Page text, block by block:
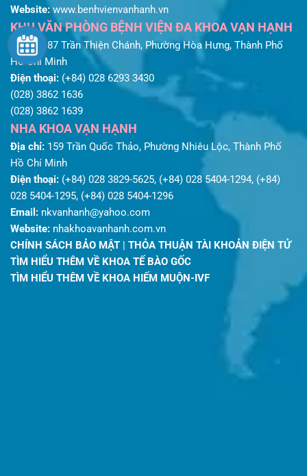
Website:www.benhvienvanhanh.vn
KHU VĂN PHÒNG BỆNH VIỆN ĐA KHOA VẠN HẠNH
Địa chỉ:87 Trần Thiện Chánh, Phường Hòa Hưng, Thành Phố
Hồ Chí Minh
Điện thoại: (+84) 028 6293 3430
(028) 3862 1636
(028) 3862 1639
NHA KHOA VẠN HẠNH
Địa chỉ: 159 Trần Quốc Thảo, Phường Nhiêu Lộc, Thành Phố
Hồ Chí Minh
Điện thoại: (+84) 028 3829-5625, (+84) 028 5404-1294, (+84)
028 5404-1295, (+84) 028 5404-1296
Email: nkvanhanh@yahoo.com
Website: nhakhoavanhanh.com.vn
CHÍNH SÁCH BẢO MẬT | THỎA THUẬN TÀI KHOẢN ĐIỆN TỬ
TÌM HIỂU THÊM VỀ KHOA TẾ BÀO GỐC
TÌM HIỂU THÊM VỀ KHOA HIẾM MUỘN-IVF